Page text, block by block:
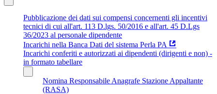
Pubblicazione dei dati sui compensi concernenti gli incentivi
tecnici di cui all'art. 113 D.lgs. 50/2016 e all'art. 45 D.Lgs
36/2023 al personale dipendente
Incarichi nella Banca Dati del sistema Perla PA
Incarichi conferiti e autorizzati ai dipendenti (dirigenti e non) -
in formato tabellare
Nomina Responsabile Anagrafe Stazione Appaltante
(RASA)